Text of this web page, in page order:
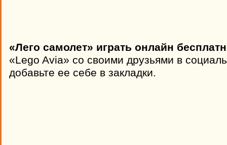
«Лего самолет» играть онлайн
«Lego Avia» со своими друзьями в
добавьте ее себе в закладки.